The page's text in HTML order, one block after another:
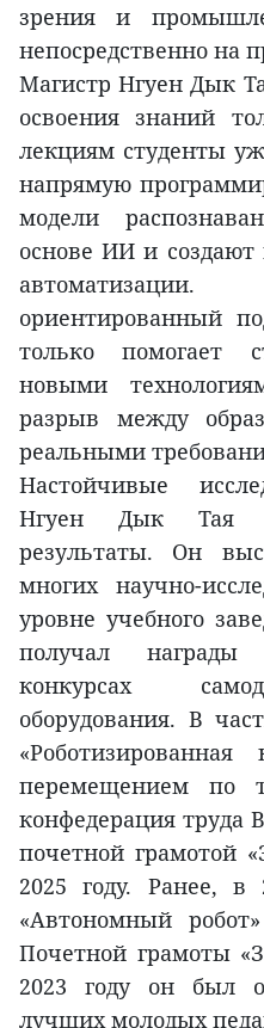
зрения и
непосредственно на
Магистр Нгуен Дык
освоения знаний
лекциям студенты
напрямую
модели
основе ИИ и
ориентированный
только помогает
новыми
разрыв между
реальными
Настойчивые
Нгуен Дык Тая
результаты. Он
многих научно-
уровне учебного
получал награды
конкурсах
оборудования. В
перемещением по
конфедерация труда
почетной грамотой
2025 году. Ранее, в
«Автономный
Почетной грамоты
2023 году он был
лучших молодых